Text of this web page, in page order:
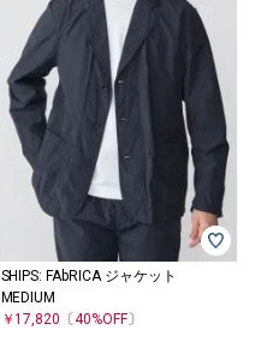
SHIPS: FAbRICA ジャケット
MEDIUM
￥17,820 〔40%OFF〕